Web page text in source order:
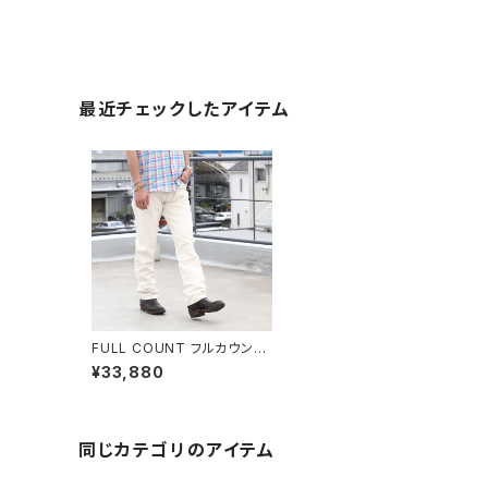
最近チェックしたアイテム
FULL COUNT フルカウント
1101EC Straight Ecru Selv
edge Denim ストレートセル
¥33,880
同じカテゴリのアイテム